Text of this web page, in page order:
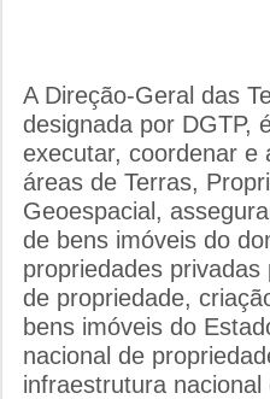
A Direção-Geral das
designada por DGTP,
executar, coordenar e
áreas de Terras,
Geoespacial,
de bens imóveis do
propriedades
de propriedade,
bens imóveis do
nacional de
infraestrutura